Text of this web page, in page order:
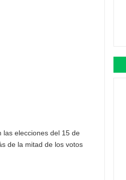
las elecciones del 15 de
de la mitad de los votos